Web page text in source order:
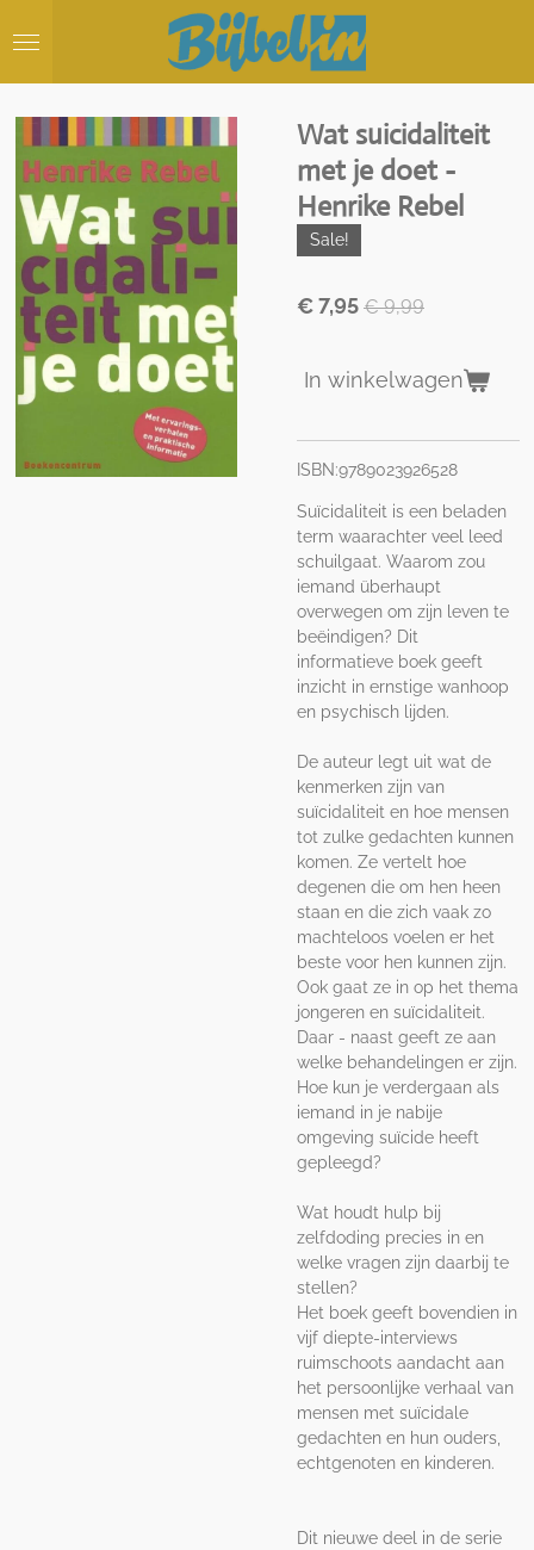
direct
hoofdinhoud
Wat suicidaliteit
met je doet -
Henrike Rebel
Sale!
€ 7,95 € 9,99
In winkelwagen
ISBN:9789023926528
Suïcidaliteit is een beladen
term waarachter veel leed
schuilgaat. Waarom zou
iemand überhaupt
overwegen om zijn leven te
beëindigen? Dit
informatieve boek geeft
inzicht in ernstige wanhoop
en psychisch lijden.
De auteur legt uit wat de
kenmerken zijn van
suïcidaliteit en hoe mensen
tot zulke gedachten kunnen
komen. Ze vertelt hoe
degenen die om hen heen
staan en die zich vaak zo
machteloos voelen er het
beste voor hen kunnen zijn.
Ook gaat ze in op het thema
jongeren en suïcidaliteit.
Daar - naast geeft ze aan
welke behandelingen er zijn.
Hoe kun je verdergaan als
iemand in je nabije
omgeving suïcide heeft
gepleegd?
Wat houdt hulp bij
zelfdoding precies in en
welke vragen zijn daarbij te
stellen?
Het boek geeft bovendien in
vijf diepte-interviews
ruimschoots aandacht aan
het persoonlijke verhaal van
mensen met suïcidale
gedachten en hun ouders,
echtgenoten en kinderen.
Dit nieuwe deel in de serie